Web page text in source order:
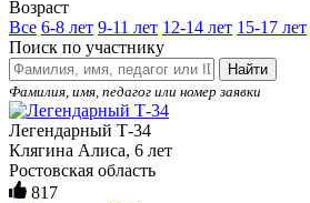
Возраст
Все 6-8 лет 9-11 лет 12-14 лет 15-17 лет
Поиск по участнику
Найти
Фамилия, имя, педагог или номер заявки
Легендарный Т-34
Клягина Алиса, 6 лет
Ростовская область
817